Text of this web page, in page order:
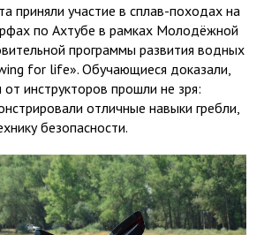
приняли участие в сплав-походах на
по Ахтубе в рамках Молодёжной
программы развития водных
for life». Обучающиеся доказали,
инструкторов прошли не зря:
отличные навыки гребли,
безопасности.